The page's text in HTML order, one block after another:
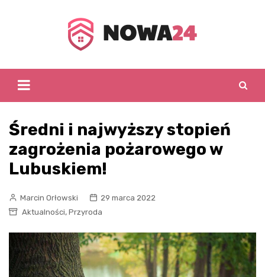
Średni i najwyższy stopień
zagrożenia pożarowego w
Lubuskiem!
Marcin Orłowski
29 marca 2022
Aktualności, Przyroda